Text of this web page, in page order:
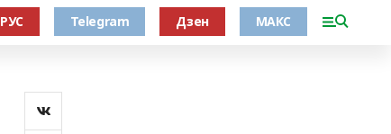
РУС Telegram Дзен МАКС